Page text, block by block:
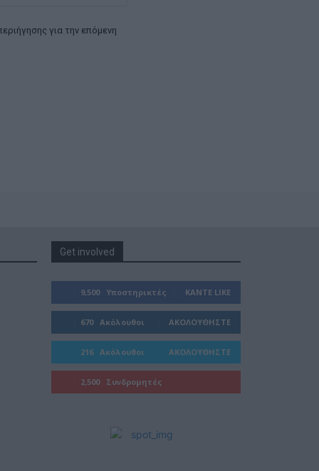
για την επόμενη
Get involved
9,500 Υποστηρικτές ΚΆΝΤΕ LIKE
670 Ακόλουθοι ΑΚΟΛΟΥΘΉΣΤΕ
216 Ακόλουθοι ΑΚΟΛΟΥΘΉΣΤΕ
2,500 Συνδρομητές